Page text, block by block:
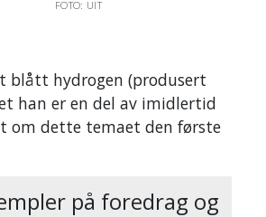
FOTO: UIT
blått hydrogen (produsert
han er en del av imidlertid
om dette temaet den første
på foredrag og